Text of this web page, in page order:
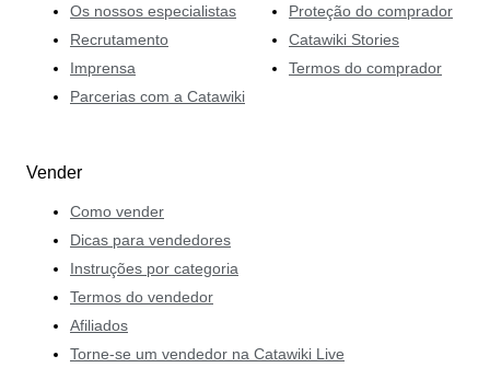
Os nossos especialistas
Recrutamento
Imprensa
Parcerias com a Catawiki
Proteção do comprador
Catawiki Stories
Termos do comprador
Vender
Como vender
Dicas para vendedores
Instruções por categoria
Termos do vendedor
Afiliados
Torne-se um vendedor na Catawiki Live